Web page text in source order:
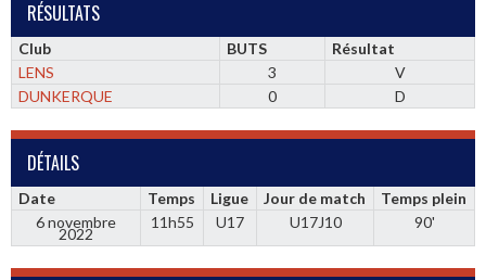
RÉSULTATS
Club BUTS
Résultat
LENS
3
V
DUNKERQUE
0 D
DÉTAILS
Date Temps Ligue Jour de match
Temps plein
6 novembre
2022
11h55 U17 U17J10 90'